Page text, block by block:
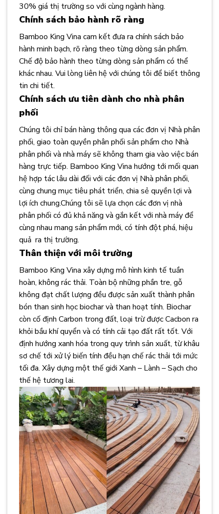
30% giá thị trường so với cùng ngành hàng.
Chính sách bảo hành rõ ràng
Bamboo King Vina cam kết đưa ra chính sách bảo
hành minh bạch, rõ ràng theo từng dòng sản phẩm.
Chế độ bảo hành theo từng dòng sản phẩm có thể
khác nhau. Vui lòng liên hệ với chúng tôi để biết thông
tin chi tiết.
Chính sách ưu tiên dành cho nhà phân
phối
Chúng tôi chỉ bán hàng thông qua các đơn vị Nhà phân
phối, giao toàn quyền phân phối sản phẩm cho Nhà
phân phối và nhà máy sẽ không tham gia vào việc bán
hàng trực tiếp. Bamboo King Vina hướng tới mối quan
hệ hợp tác lâu dài đối với các đơn vị Nhà phân phối,
cùng chung mục tiêu phát triển, chia sẻ quyền lợi và
lợi ích chung.Chúng tôi sẽ lựa chọn các đơn vị nhà
phân phối có đủ khả năng và gắn kết với nhà máy để
cùng nhau mang sản phẩm mới, có tính đột phá, hiệu
quả ra thị trường.
Thân thiện với môi trường
Bamboo King Vina xây dựng mô hình kinh tế tuần
hoàn, không rác thải. Toàn bộ những phần tre, gỗ
không đạt chất lượng đều được sản xuất thành phân
bón than sinh học biochar và than hoạt tính. Biochar
còn cố định Carbon trong đất, loại trừ được Cacbon ra
khỏi bầu khí quyển và có tính cải tạo đất rất tốt. Với
định hướng xanh hóa trong quy trình sản xuất, từ khâu
sơ chế tới xử lý biến tính đều hạn chế rác thải tới mức
tối đa. Xây dựng một thế giới Xanh – Lành – Sạch cho
thế hệ tương lai.